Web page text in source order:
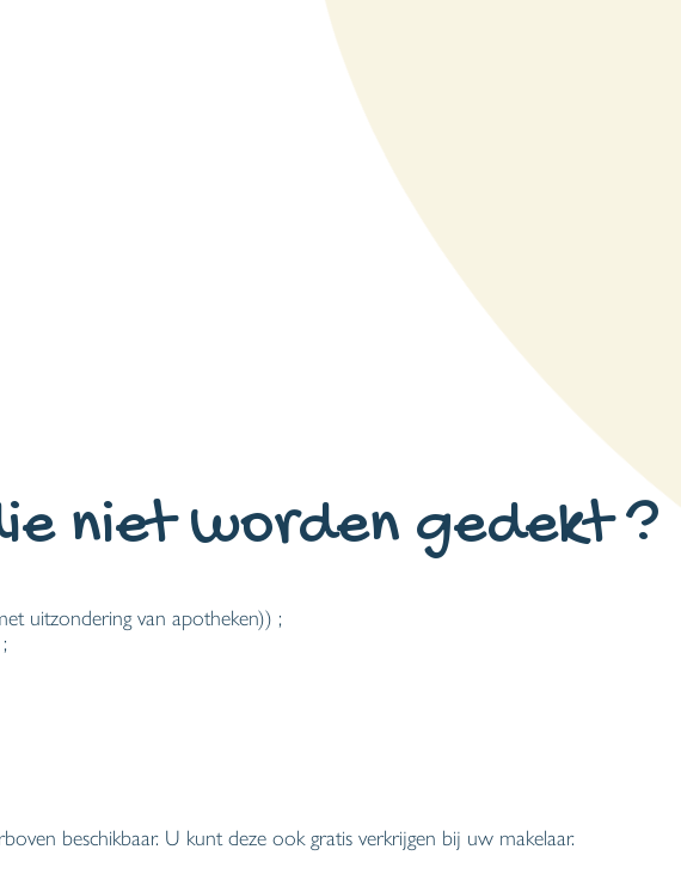
niet worden gedekt ?
uitzondering van apotheken)) ;
beschikbaar. U kunt deze ook gratis verkrijgen bij uw makelaar.